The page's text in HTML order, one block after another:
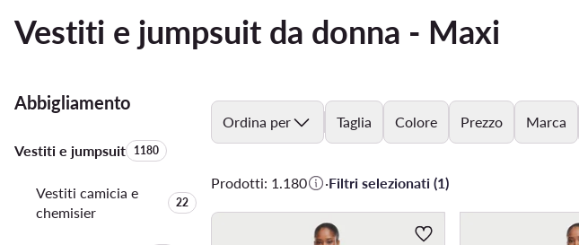
Vestiti e jumpsuit da donna - Maxi
Abbigliamento
Vestiti e jumpsuitQuantità di prodotti:
1180
Vestiti camicia e
chemisier
Quantità di prodotti:
22
Ordina per Taglia Colore Prezzo Marca
Prodotti: 1.180 ·Filtri selezionati (1)